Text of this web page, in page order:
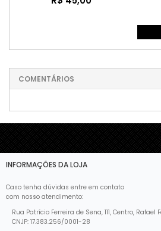
COMENTÁRIOS
INFORMAÇÕES DA LOJA
Caso tenha dúvidas entre em contato
com nosso atendimento:
Rua Patrício Ferreira de Sena, 111, Centro, Rafael
CNJP: 17.383.256/0001-28